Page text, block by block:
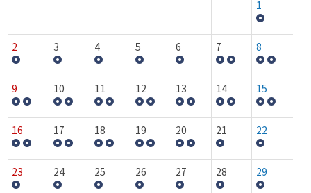
1
2 3 4 5 6 7 8
9 10 11 12 13 14 15
16 17 18 19 20 21 22
23 24 25 26 27 28 29